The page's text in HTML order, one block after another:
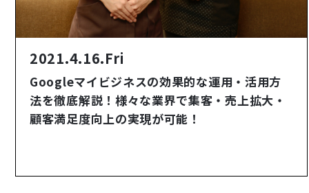
2021.4.16.Fri
Googleマイビジネスの効果的な運用・活用方
法を徹底解説！様々な業界で集客・売上拡大・
顧客満足度向上の実現が可能！